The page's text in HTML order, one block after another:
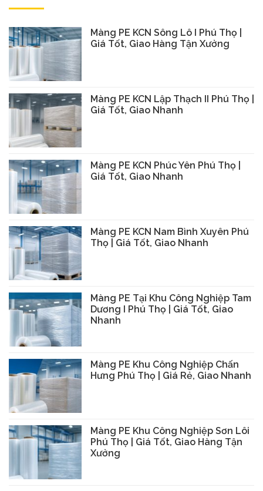
Màng PE KCN Sông Lô I Phú Thọ |
Giá Tốt, Giao Hàng Tận Xưởng
Màng PE KCN Lập Thạch II Phú Thọ |
Giá Tốt, Giao Nhanh
Màng PE KCN Phúc Yên Phú Thọ |
Giá Tốt, Giao Nhanh
Màng PE KCN Nam Bình Xuyên Phú
Thọ | Giá Tốt, Giao Nhanh
Màng PE Tại Khu Công Nghiệp Tam
Dương I Phú Thọ | Giá Tốt, Giao
Nhanh
Màng PE Khu Công Nghiệp Chấn
Hưng Phú Thọ | Giá Rẻ, Giao Nhanh
Màng PE Khu Công Nghiệp Sơn Lôi
Phú Thọ | Giá Tốt, Giao Hàng Tận
Xưởng